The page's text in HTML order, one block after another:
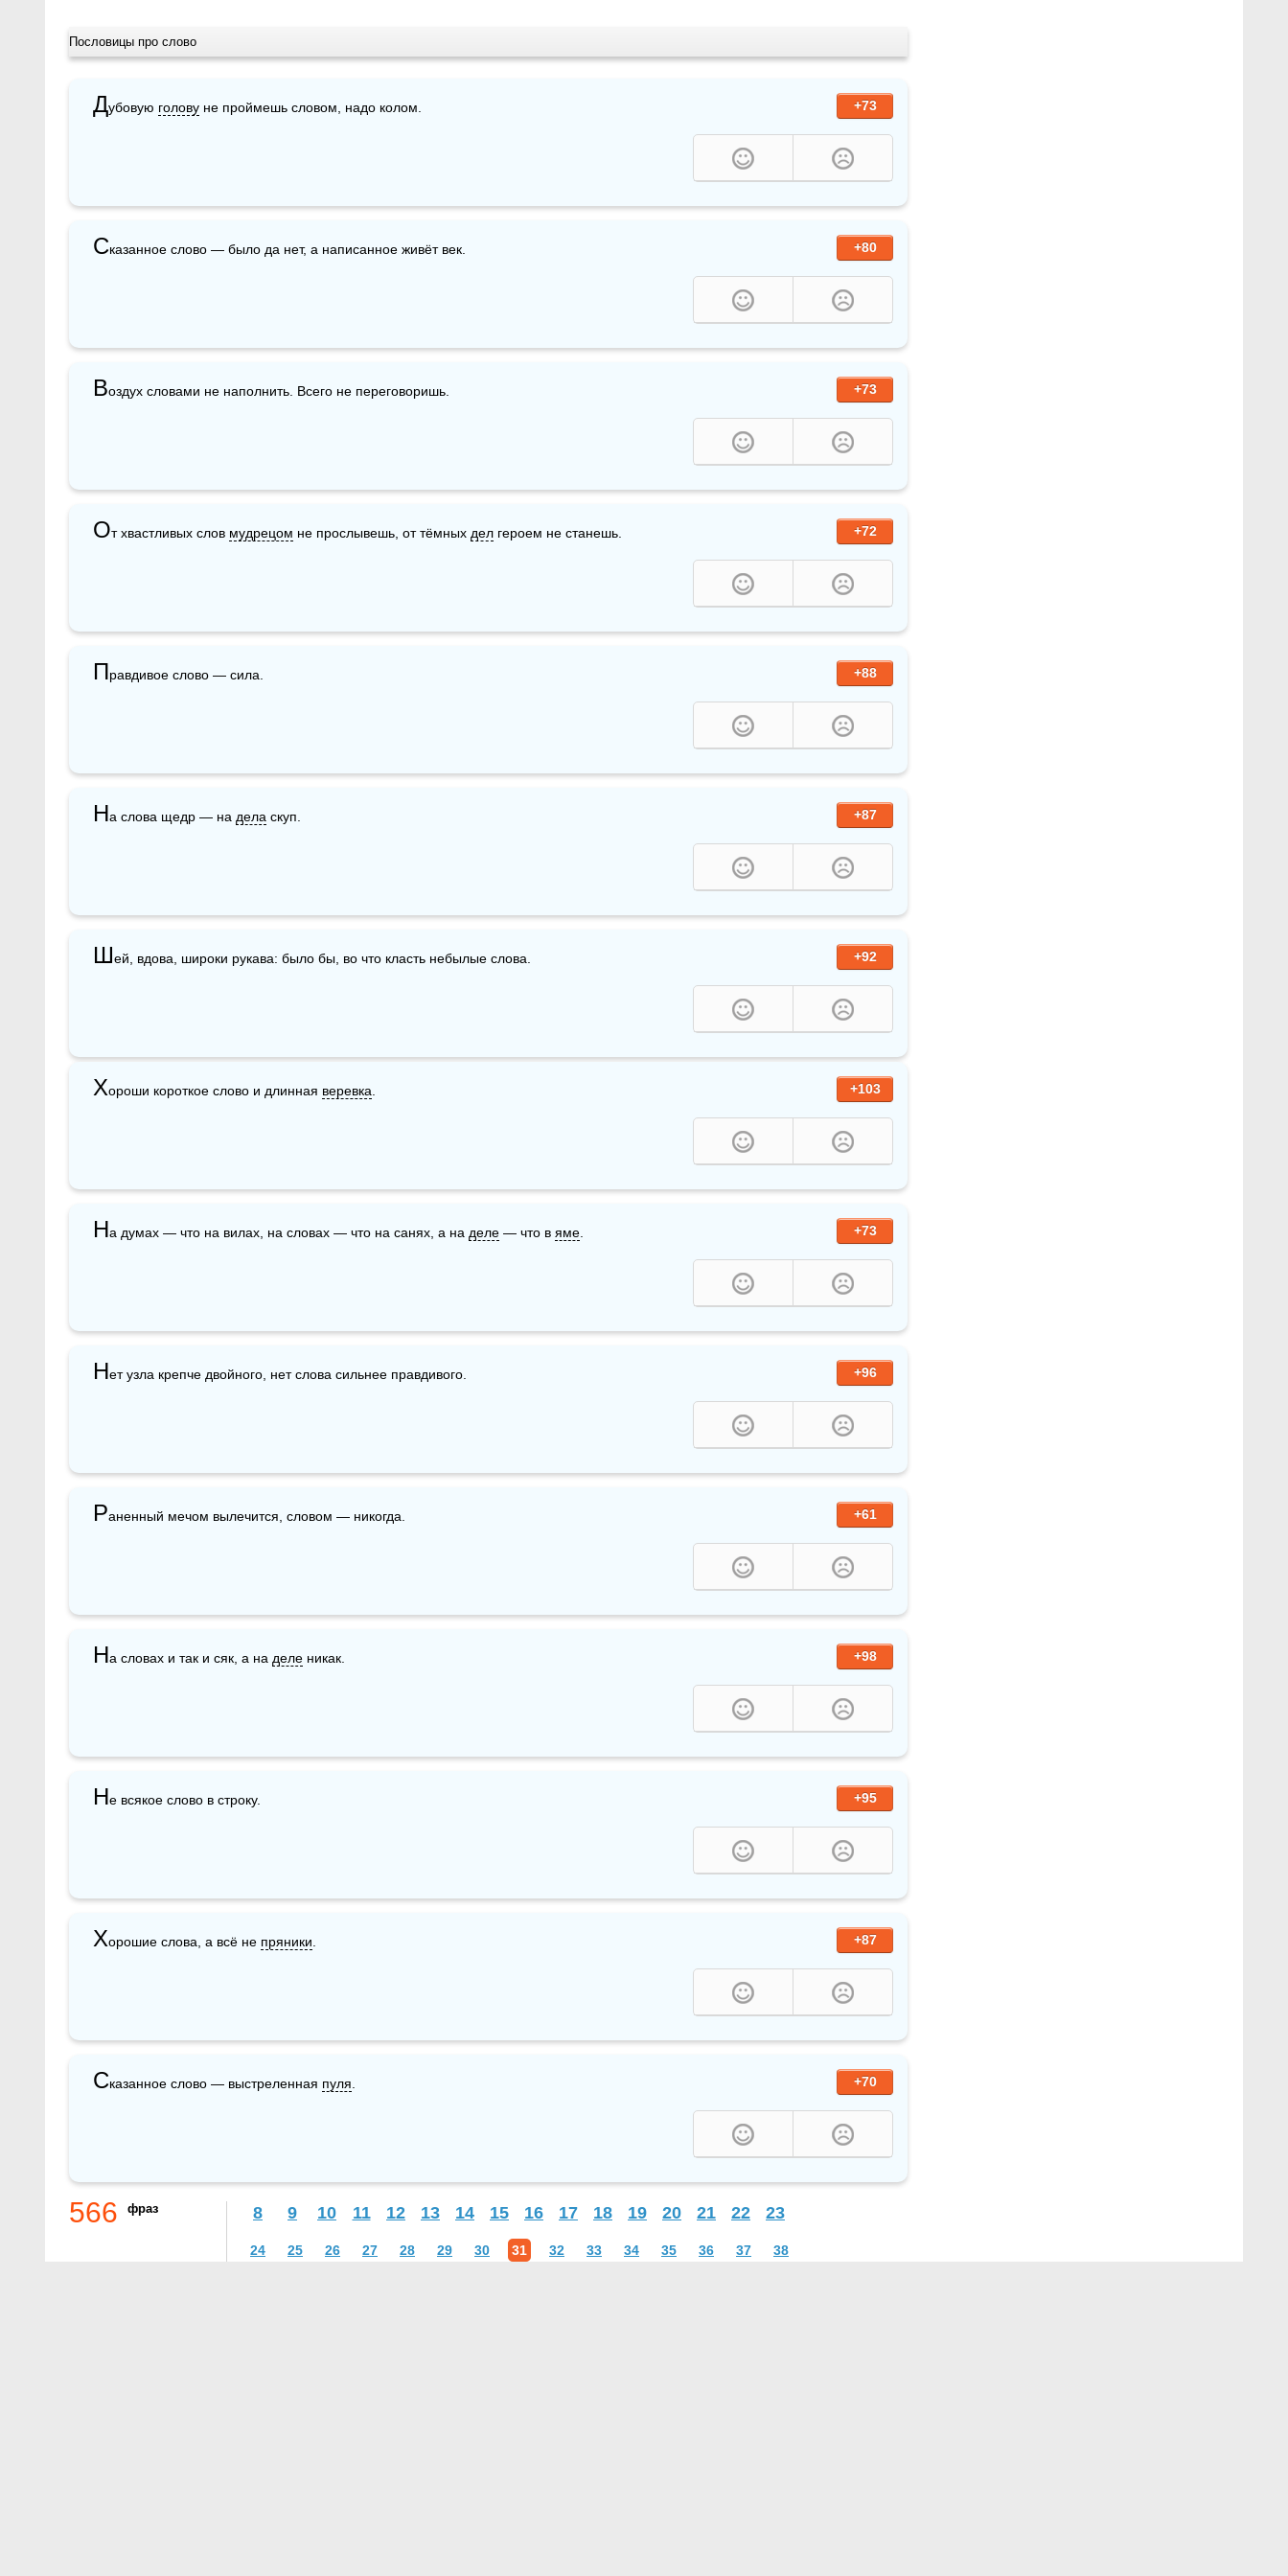
Пословицы про слово
+73
Дубовую голову не проймешь словом, надо колом.
+80
Сказанное слово — было да нет, а написанное живёт век.
+73
Воздух словами не наполнить. Всего не переговоришь.
+72
От хвастливых слов мудрецом не прослывешь, от тёмных дел героем не станешь.
+88
Правдивое слово — сила.
+87
На слова щедр — на дела скуп.
+92
Шей, вдова, широки рукава: было бы, во что класть небылые слова.
+103
Хороши короткое слово и длинная веревка
+73
На думах — что на вилах, на словах — что на санях, а на деле — что в яме
+96
Нет узла крепче двойного, нет слова сильнее правдивого.
+61
Раненный мечом вылечится, словом — никогда.
+98
На словах и так и сяк, а на деле никак.
+95
Не всякое слово в строку.
+87
Хорошие слова, а всё не пряники
+70
Сказанное слово — выстреленная пуля
566 фраз 8 9 10 11 12 13 14 15 16 17 18 19 20 21 22 23
24 25 26 27 28 29 30 31 32 33 34 35 36 37 38